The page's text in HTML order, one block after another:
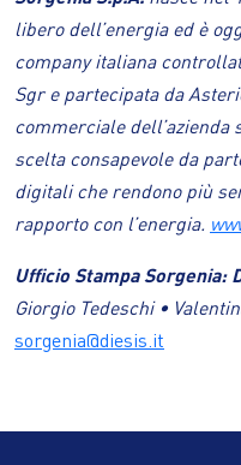
libero dell’energia ed è
company italiana
Sgr e partecipata da
commerciale
scelta consapevole da
digitali che rendono più
rapporto con l’energia.
Ufficio Stampa Sorgenia:
Giorgio Tedeschi •
sorgenia@diesis.it